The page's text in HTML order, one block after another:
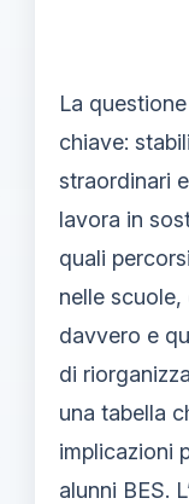
La
chiave:
straordinari
lavora in
quali
nelle
davvero e
di
una tabella
implicazioni
alunni BES.